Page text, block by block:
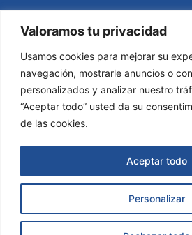
Valoramos tu privacidad
Usamos cookies para mejorar su
navegación, mostrarle anuncios o
personalizados y analizar nuestro
“Aceptar todo” usted da su
de las cookies.
Personalizar
Aceptar todo
e
b
o
o
k
k
i
n
-
i
n
Asesoría Valladares &
los derechos reservados.
Solicitar